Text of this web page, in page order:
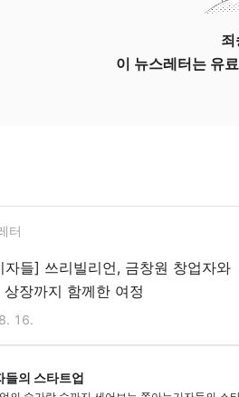
이 뉴스레터는 유
터
자들] 쓰리빌리언, 금창원 창업자와
장까지 함께한 여정
16.
들의 스타트업